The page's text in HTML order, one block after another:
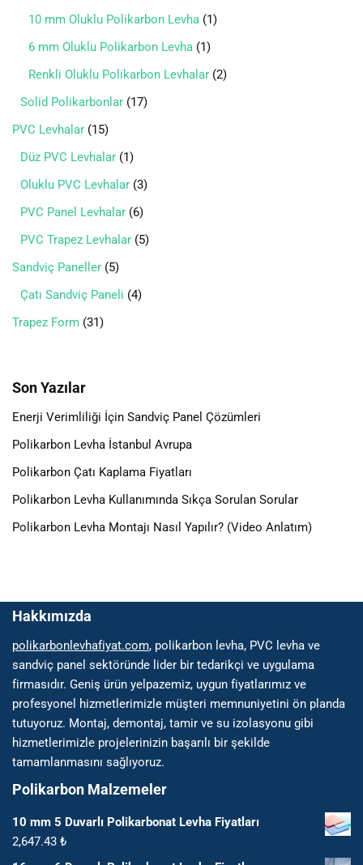
10 mm Oluklu Polikarbon Levha
1
6 mm Oluklu Polikarbon Levha
1
Renkli Oluklu Polikarbon Levhalar 2
Solid Polikarbonlar 17
PVC Levhalar 15
Düz PVC Levhalar 1
Oluklu PVC Levhalar 3
PVC Panel Levhalar 6
PVC Trapez Levhalar 5
Sandviç Paneller 5
Çatı Sandviç Paneli 4
Trapez Form 31
Son Yazılar
Enerji Verimliliği İçin Sandviç Panel Çözümleri
Polikarbon Levha İstanbul Avrupa
Polikarbon Çatı Kaplama Fiyatları
Polikarbon Levha Kullanımında Sıkça Sorulan Sorular
Polikarbon Levha Montajı Nasıl Yapılır? (Video Anlatım)
Hakkımızda
polikarbonlevhafiyat.com, polikarbon levha, PVC levha ve
sandviç panel sektöründe lider bir tedarikçi ve uygulama
firmasıdır. Geniş ürün yelpazemiz, uygun fiyatlarımız ve
profesyonel hizmetlerimizle müşteri memnuniyetini ön planda
tutuyoruz. Montaj, demontaj, tamir ve su izolasyonu gibi
hizmetlerimizle projelerinizin başarılı bir şekilde
tamamlanmasını sağlıyoruz.
Polikarbon Malzemeler
10 mm 5 Duvarlı Polikarbonat Levha Fiyatları
2,647.43 ₺